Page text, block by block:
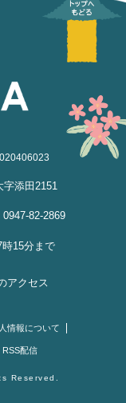
添田2151
0947-82-2869
15分まで
アクセス
情報について
RSS配信
Reserved.